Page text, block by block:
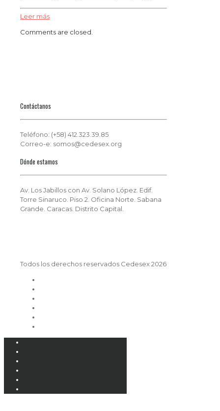
Leer más
Comments are closed.
Contáctanos
Teléfono: (+58) 412.323.39.85
Correo-e: somos@cedesex.org
Dónde estamos
Av. Los Jabillos con Av. Solano López. Edif.
Torre Sinaruco. Piso 2. Oficina Norte. Sabana
Grande. Caracas. Distrito Capital.
Todos los derechos reservados Cedesex 2026